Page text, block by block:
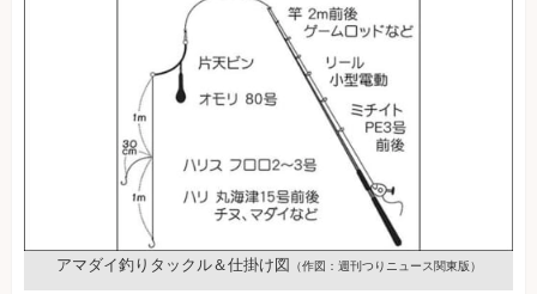
アマダイ釣りタックル＆仕掛け図 （作図：週刊つりニュース関東版）